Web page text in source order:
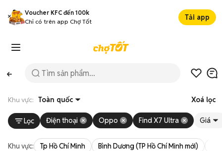
Voucher KFC đến 100k
Chỉ có trên app Chợ Tốt
Tải app
Khu vực: Toàn quốc Xoá lọc
Lọc Điện thoại Oppo Find X7 Ultra Giá
Khu vực: Tp Hồ Chí Minh Bình Dương (TP Hồ Chí Minh mới)